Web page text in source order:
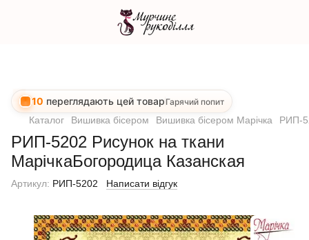
10 переглядають цей товар Гарячий попит
Каталог Вишивка бісером Вишивка бісером Марічка РИП-
РИП-5202 Рисунок на ткани
МарічкаБогородица Казанская
Артикул: РИП-5202 Написати відгук